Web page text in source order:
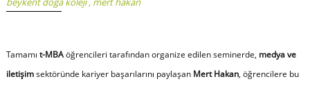
Tamamı t-MBAöğrencileri tarafından organize edilen seminerde, medya ve
iletişimsektöründe kariyer başarılarını paylaşan Mert Hakan, öğrencilere bu